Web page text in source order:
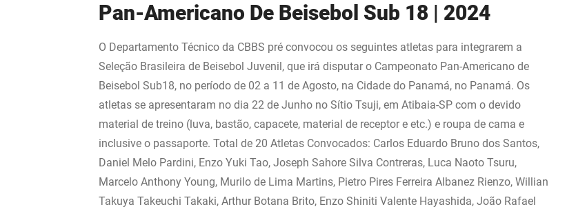
Pan-Americano De Beisebol Sub 18 | 2024
O Departamento Técnico da CBBS pré convocou os seguintes atletas para integrarem a
Seleção Brasileira de Beisebol Juvenil, que irá disputar o Campeonato Pan-Americano de
Beisebol Sub18, no período de 02 a 11 de Agosto, na Cidade do Panamá, no Panamá. Os
atletas se apresentaram no dia 22 de Junho no Sítio Tsuji, em Atibaia-SP com o devido
material de treino (luva, bastão, capacete, material de receptor e etc.) e roupa de cama e
inclusive o passaporte. Total de 20 Atletas Convocados: Carlos Eduardo Bruno dos Santos,
Daniel Melo Pardini, Enzo Yuki Tao, Joseph Sahore Silva Contreras, Luca Naoto Tsuru,
Marcelo Anthony Young, Murilo de Lima Martins, Pietro Pires Ferreira Albanez Rienzo, Willian
Takuya Takeuchi Takaki, Arthur Botana Brito, Enzo Shiniti Valente Hayashida, João Rafael